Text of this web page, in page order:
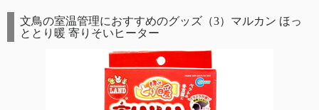
文鳥の室温管理におすすめのグッズ（3）マルカン ほっ
ととり暖 寄りそいヒーター